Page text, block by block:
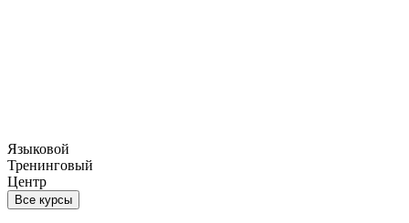
Языковой
Тренинговый
Центр
Все курсы